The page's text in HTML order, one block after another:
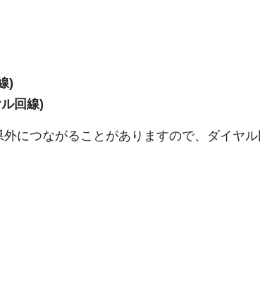
)
回線)
につながることがありますので、ダイヤ